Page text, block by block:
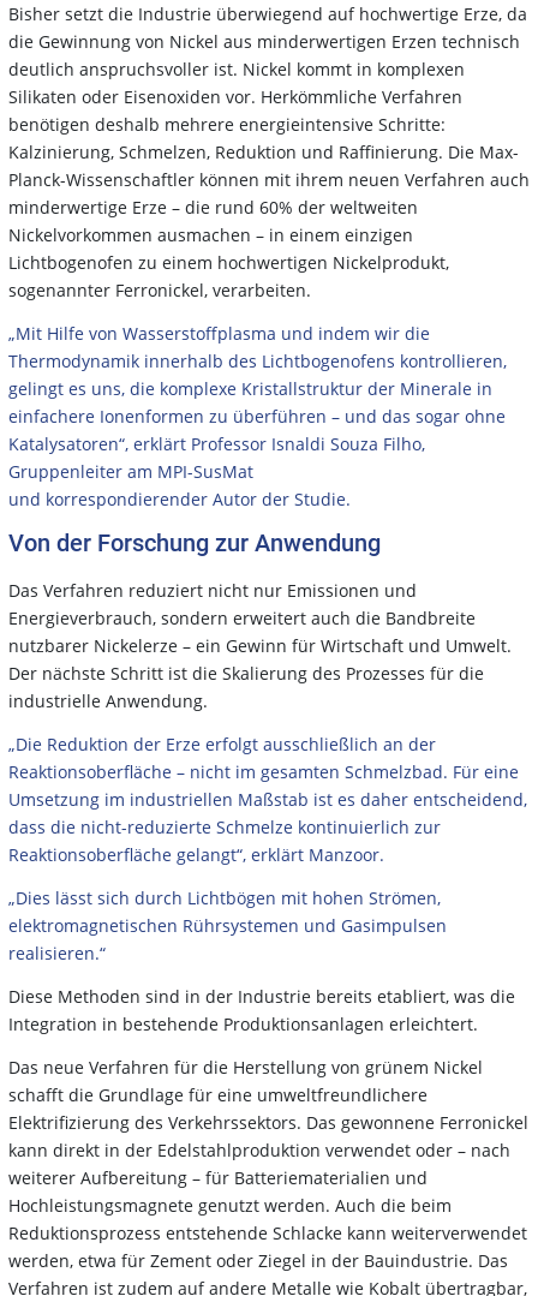
Bisher setzt die Industrie überwiegend auf hochwertige Erze, da
die Gewinnung von Nickel aus minderwertigen Erzen technisch
deutlich anspruchsvoller ist. Nickel kommt in komplexen
Silikaten oder Eisenoxiden vor. Herkömmliche Verfahren
benötigen deshalb mehrere energieintensive Schritte:
Kalzinierung, Schmelzen, Reduktion und Raffinierung. Die Max-
Planck-Wissenschaftler können mit ihrem neuen Verfahren auch
minderwertige Erze – die rund 60% der weltweiten
Nickelvorkommen ausmachen – in einem einzigen
Lichtbogenofen zu einem hochwertigen Nickelprodukt,
sogenannter Ferronickel, verarbeiten.
„Mit Hilfe von Wasserstoffplasma und indem wir die
Thermodynamik innerhalb des Lichtbogenofens kontrollieren,
gelingt es uns, die komplexe Kristallstruktur der Minerale in
einfachere Ionenformen zu überführen – und das sogar ohne
Katalysatoren“, erklärt Professor Isnaldi Souza Filho,
Gruppenleiter am MPI-SusMat
und korrespondierender Autor der Studie.
Von der Forschung zur Anwendung
Das Verfahren reduziert nicht nur Emissionen und
Energieverbrauch, sondern erweitert auch die Bandbreite
nutzbarer Nickelerze – ein Gewinn für Wirtschaft und Umwelt.
Der nächste Schritt ist die Skalierung des Prozesses für die
industrielle Anwendung.
„Die Reduktion der Erze erfolgt ausschließlich an der
Reaktionsoberfläche – nicht im gesamten Schmelzbad. Für eine
Umsetzung im industriellen Maßstab ist es daher entscheidend,
dass die nicht-reduzierte Schmelze kontinuierlich zur
Reaktionsoberfläche gelangt“, erklärt Manzoor.
„Dies lässt sich durch Lichtbögen mit hohen Strömen,
elektromagnetischen Rührsystemen und Gasimpulsen
realisieren.“
Diese Methoden sind in der Industrie bereits etabliert, was die
Integration in bestehende Produktionsanlagen erleichtert.
Das neue Verfahren für die Herstellung von grünem Nickel
schafft die Grundlage für eine umweltfreundlichere
Elektrifizierung des Verkehrssektors. Das gewonnene Ferronickel
kann direkt in der Edelstahlproduktion verwendet oder – nach
weiterer Aufbereitung – für Batteriematerialien und
Hochleistungsmagnete genutzt werden. Auch die beim
Reduktionsprozess entstehende Schlacke kann weiterverwendet
werden, etwa für Zement oder Ziegel in der Bauindustrie. Das
Verfahren ist zudem auf andere Metalle wie Kobalt übertragbar,